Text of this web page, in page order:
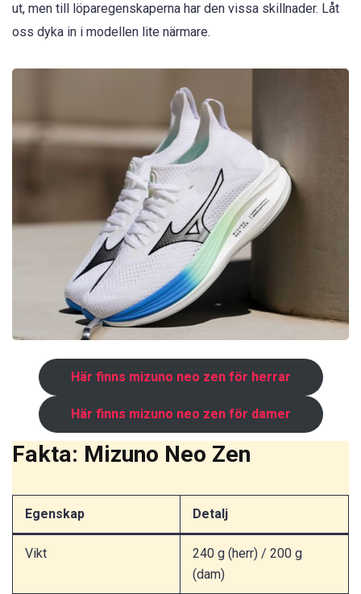
ut, men till löparegenskaperna har den vissa skillnader. Låt
oss dyka in i modellen lite närmare.
Här finns mizuno neo zen för herrar
Här finns mizuno neo zen för damer
Fakta: Mizuno Neo Zen
Egenskap Detalj
Vikt
240 g (herr) / 200 g
(dam)